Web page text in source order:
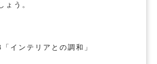
ょう。
インテリアとの調和」